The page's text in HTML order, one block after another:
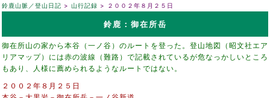
鈴鹿山脈／登山日記 山行記録 ２００２年８月２５日
鈴鹿：御在所岳
御在所山の家から本谷（一ノ谷）のルートを登った。登山地図（昭文社エア
リアマップ）には赤の波線（難路）で記載されているが危なっかしいところ
もあり、人様に薦められるようなルートではない。
２００２年８月２５日